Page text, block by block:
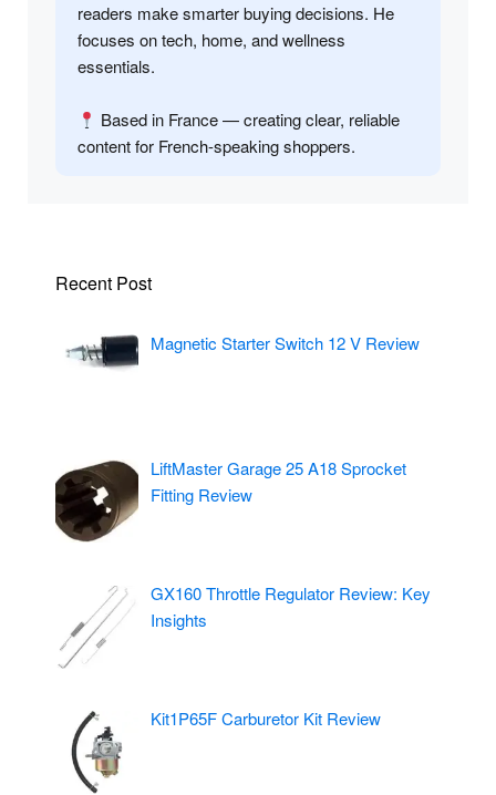
readers make smarter buying decisions. He
focuses on tech, home, and wellness
essentials.
Based in France — creating clear, reliable
content for French-speaking shoppers.
Recent Post
Magnetic Starter Switch 12 V Review
LiftMaster Garage 25 A18 Sprocket
Fitting Review
GX160 Throttle Regulator Review: Key
Insights
Kit1P65F Carburetor Kit Review